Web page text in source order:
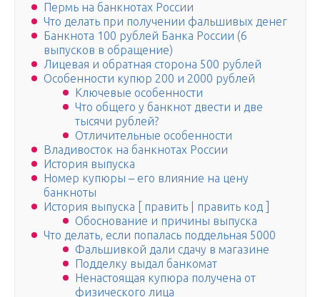
Пермь на банкнотах России
Что делать при получении фальшивых денег
Банкнота 100 рублей Банка России (6
выпусков в обращение)
Лицевая и обратная сторона 500 рублей
Особенности купюр 200 и 2000 рублей
Ключевые особенности
Что общего у банкнот двести и две
тысячи рублей?
Отличительные особенности
Владивосток на банкнотах России
История выпуска
Номер купюры – его влияние на цену
банкноты
История выпуска [ править | править код ]
Обоснование и причины выпуска
Что делать, если попалась поддельная 5000
Фальшивкой дали сдачу в магазине
Подделку выдал банкомат
Ненастоящая купюра получена от
физического лица